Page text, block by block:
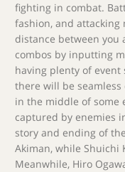
fighting in combat.
fashion, and attacking
distance between you
combos by inputting
having plenty of event
there will be
in the middle of some
captured by enemies
story and ending of
Akiman, while Shuichi
Meanwhile, Hiro